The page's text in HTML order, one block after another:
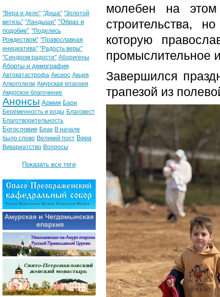
молебен на
строительства,
которую
промыслительное
Завершился
трапезой из
"Вера и дело" "Душа" "Золотой
витязь" "Ландыши" "Образ и
подобие" "Поделись
Рождеством" "Православная
инициатива" "Радость веры"
"Синдром радости" Аборигены
Аборты и демография
Автокатастрофа Аксиос Акция
Алкоголизм Амурская епархия
Амурское благочиние
Анонсы Армия Бари
Беременность и роды Благовест
Благотворительность
Богословие Брак В начале
было слово Великий пост Вера
Викариатство Вопросы
Показать все теги